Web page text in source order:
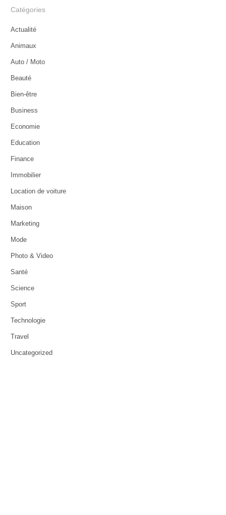
Catégories
Actualité
Animaux
Auto / Moto
Beauté
Bien-être
Business
Economie
Education
Finance
Immobilier
Location de voiture
Maison
Marketing
Mode
Photo & Video
Santé
Science
Sport
Technologie
Travel
Uncategorized